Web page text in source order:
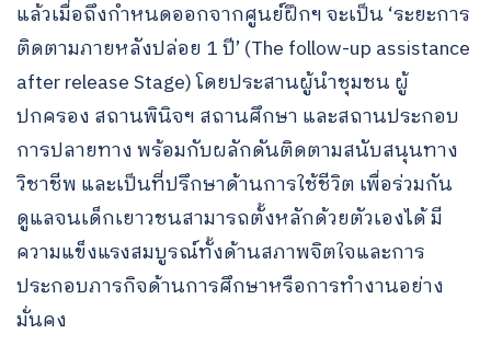
แล้วเมื่อถึงกำหนดออกจากศูนย์ฝึกฯ จะเป็น ‘ระยะการ
ติดตามภายหลังปล่อย 1 ปี’ (The follow-up assistance
after release Stage) โดยประสานผู้นำชุมชน ผู้
ปกครอง สถานพินิจฯ สถานศึกษา และสถานประกอบ
การปลายทาง พร้อมกับผลักดันติดตามสนับสนุนทาง
วิชาชีพ และเป็นที่ปรึกษาด้านการใช้ชีวิต เพื่อร่วมกัน
ดูแลจนเด็กเยาวชนสามารถตั้งหลักด้วยตัวเองได้ มี
ความแข็งแรงสมบูรณ์ทั้งด้านสภาพจิตใจและการ
ประกอบภารกิจด้านการศึกษาหรือการทำงานอย่าง
มั่นคง